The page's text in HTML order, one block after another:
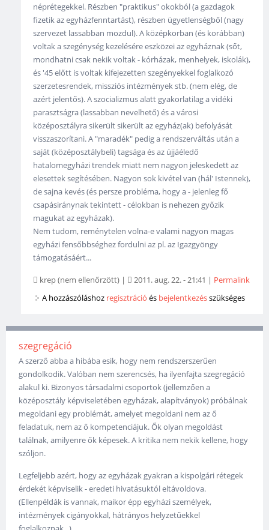
néprétegekkel. Részben "praktikus" okokból (a gazdagok
fizetik az egyházfenntartást), részben ügyetlenségből (nagy
szervezet lassabban mozdul). A középkorban (és korábban)
voltak a szegénység kezelésére eszközei az egyháznak (sőt,
mondhatni csak nekik voltak - kórházak, menhelyek, iskolák),
és '45 előtt is voltak kifejezetten szegényekkel foglalkozó
szerzetesrendek, missziós intézmények stb. (nem elég, de
azért jelentős). A szocializmus alatt gyakorlatilag a vidéki
parasztságra (lassabban nevelhető) és a városi
középosztályra sikerült sikerült az egyház(ak) befolyását
visszaszorítani. A "maradék" pedig a rendszerváltás után a
saját (középosztálybeli) tagsága és az újjáéledő
hatalomegyházi trendek miatt nem nagyon jeleskedett az
elesettek segítésében. Nagyon sok kivétel van (hál' Istennek),
de sajna kevés (és persze probléma, hogy a - jelenleg fő
csapásiránynak tekintett - célokban is nehezen győzik
magukat az egyházak).
Nem tudom, reménytelen volna-e valami nagyon magas
egyházi fensőbbséghez fordulni az pl. az Igazgyöngy
támogatásáért...
krep (nem ellenőrzött) | 2011. aug. 22. - 21:41 | Permalink
A hozzászóláshoz regisztráció és bejelentkezésszükséges
szegregáció
A szerző abba a hibába esik, hogy nem rendszerszerűen
gondolkodik. Valóban nem szerencsés, ha ilyenfajta szegregáció
alakul ki. Bizonyos társadalmi csoportok (jellemzően a
középosztály képviseletében egyházak, alapítványok) próbálnak
megoldani egy problémát, amelyet megoldani nem az ő
feladatuk, nem az ő kompetenciájuk. Ők olyan megoldást
találnak, amilyenre ők képesek. A kritika nem nekik kellene, hogy
szóljon.
Legfeljebb azért, hogy az egyházak gyakran a kispolgári rétegek
érdekét képviselik - eredeti hivatásuktól eltávoldova.
(Ellenpéldák is vannak, maikor épp egyházi személyek,
intézmények cigányokkal, hátrányos helyzetűekkel